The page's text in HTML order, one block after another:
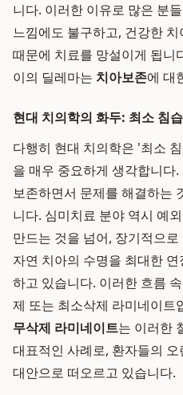
니다. 이러한 이유로 많은 분
느낌에도 불구하고, 건강한
때문에 치료를 망설이게 됩니
이의 딜레마는 치아보존에 대
현대 치의학의 화두: 최소 침
다행히 현대 치의학은 '최소
을 매우 중요하게 생각합니다
보존하면서 문제를 해결하는
니다. 심미치료 분야 역시 예
만드는 것을 넘어, 장기적으
자연 치아의 수명을 최대한
하고 있습니다. 이러한 흐름
제 또는 최소삭제 라미네이트
무삭제 라미네이트는 이러한
대표적인 사례로, 환자들의
대안으로 떠오르고 있습니다.